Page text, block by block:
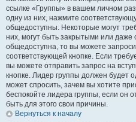
ссылке «Группы» в вашем личном
одну из них, нажмите
общедоступны. Некоторые могут
них, могут быть закрытыми или даже
общедоступна, то вы можете
соответствующей кнопке. Если
вы можете отправить запрос на
кнопке. Лидер группы должен будет
может спросить, зачем вы хотите
беспокойте лидера группы, если он
быть для этого свои причины.
Вернуться к началу